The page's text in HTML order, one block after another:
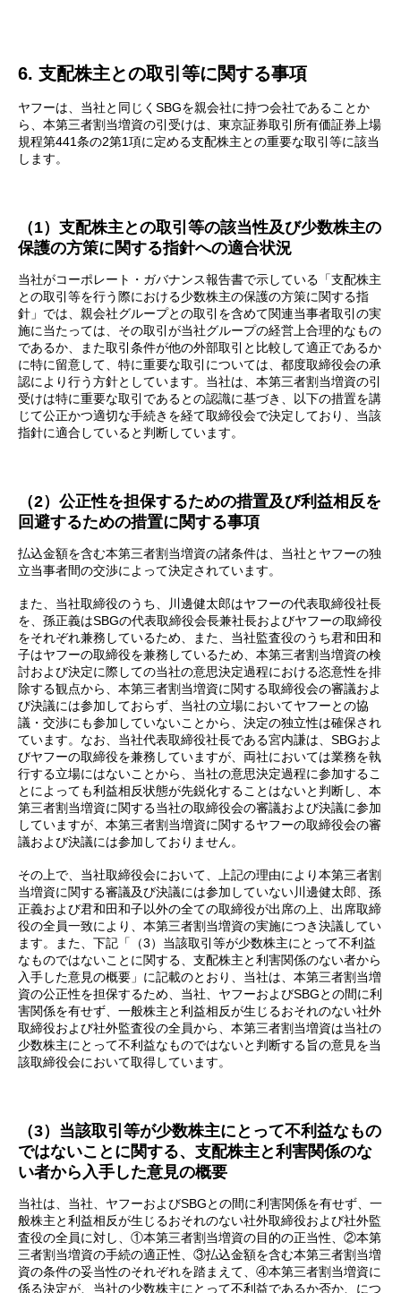
6. 支配株主との取引等に関する事項
ヤフーは、当社と同じくSBGを親会社に持つ会社であることか
ら、本第三者割当増資の引受けは、東京証券取引所有価証券上場
規程第441条の2第1項に定める支配株主との重要な取引等に該当
します。
（1）支配株主との取引等の該当性及び少数株主の
保護の方策に関する指針への適合状況
当社がコーポレート・ガバナンス報告書で示している「支配株主
との取引等を行う際における少数株主の保護の方策に関する指
針」では、親会社グループとの取引を含めて関連当事者取引の実
施に当たっては、その取引が当社グループの経営上合理的なもの
であるか、また取引条件が他の外部取引と比較して適正であるか
に特に留意して、特に重要な取引については、都度取締役会の承
認により行う方針としています。当社は、本第三者割当増資の引
受けは特に重要な取引であるとの認識に基づき、以下の措置を講
じて公正かつ適切な手続きを経て取締役会で決定しており、当該
指針に適合していると判断しています。
（2）公正性を担保するための措置及び利益相反を
回避するための措置に関する事項
払込金額を含む本第三者割当増資の諸条件は、当社とヤフーの独
立当事者間の交渉によって決定されています。
また、当社取締役のうち、川邊健太郎はヤフーの代表取締役社長
を、孫正義はSBGの代表取締役会長兼社長およびヤフーの取締役
をそれぞれ兼務しているため、また、当社監査役のうち君和田和
子はヤフーの取締役を兼務しているため、本第三者割当増資の検
討および決定に際しての当社の意思決定過程における恣意性を排
除する観点から、本第三者割当増資に関する取締役会の審議およ
び決議には参加しておらず、当社の立場においてヤフーとの協
議・交渉にも参加していないことから、決定の独立性は確保され
ています。なお、当社代表取締役社長である宮内謙は、SBGおよ
びヤフーの取締役を兼務していますが、両社においては業務を執
行する立場にはないことから、当社の意思決定過程に参加するこ
とによっても利益相反状態が先鋭化することはないと判断し、本
第三者割当増資に関する当社の取締役会の審議および決議に参加
していますが、本第三者割当増資に関するヤフーの取締役会の審
議および決議には参加しておりません。
その上で、当社取締役会において、上記の理由により本第三者割
当増資に関する審議及び決議には参加していない川邊健太郎、孫
正義および君和田和子以外の全ての取締役が出席の上、出席取締
役の全員一致により、本第三者割当増資の実施につき決議してい
ます。また、下記「（3）当該取引等が少数株主にとって不利益
なものではないことに関する、支配株主と利害関係のない者から
入手した意見の概要」に記載のとおり、当社は、本第三者割当増
資の公正性を担保するため、当社、ヤフーおよびSBGとの間に利
害関係を有せず、一般株主と利益相反が生じるおそれのない社外
取締役および社外監査役の全員から、本第三者割当増資は当社の
少数株主にとって不利益なものではないと判断する旨の意見を当
該取締役会において取得しています。
（3）当該取引等が少数株主にとって不利益なもの
ではないことに関する、支配株主と利害関係のな
い者から入手した意見の概要
当社は、当社、ヤフーおよびSBGとの間に利害関係を有せず、一
般株主と利益相反が生じるおそれのない社外取締役および社外監
査役の全員に対し、①本第三者割当増資の目的の正当性、②本第
三者割当増資の手続の適正性、③払込金額を含む本第三者割当増
資の条件の妥当性のそれぞれを踏まえて、④本第三者割当増資に
係る決定が、当社の少数株主にとって不利益であるか否か、につ